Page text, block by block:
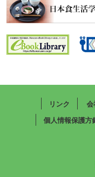
リンク
個人情報保護方